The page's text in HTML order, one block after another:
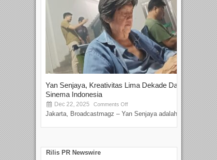
Yan Senjaya, Kreativitas Lima Dekade Dalam
Sinema Indonesia
Dec 22, 2025 Comments Off
Jakarta, Broadcastmagz – Yan Senjaya adalah...
Rilis PR Newswire